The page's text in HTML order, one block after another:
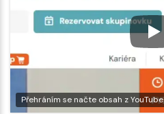
Přehráním se načte obsah z YouTube